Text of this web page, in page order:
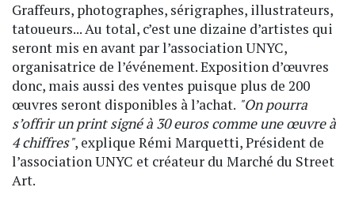
Graffeurs, photographes, sérigraphes, illustrateurs,
tatoueurs... Au total, c’est une dizaine d’artistes qui
seront mis en avant par l’association UNYC,
organisatrice de l’événement. Exposition d’œuvres
donc, mais aussi des ventes puisque plus de 200
œuvres seront disponibles à l’achat. "On pourra
s’offrir un print signé à 30 euros comme une œuvre à
4 chiffres", explique Rémi Marquetti, Président de
l’association UNYC et créateur du Marché du Street
Art.